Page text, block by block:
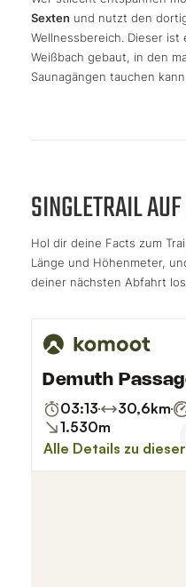
Sexten und nutzt den
Wellnessbereich. Dieser
Weißbach gebaut, in den
Saunagängen tauchen kann.
SINGLETRAIL
Hol dir deine Facts zum
Länge und Höhenmeter,
deiner nächsten Abfahrt